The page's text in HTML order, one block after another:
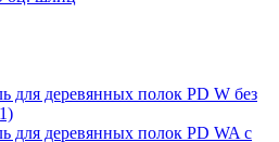
для деревянных полок PD W без
для деревянных полок PD WA с